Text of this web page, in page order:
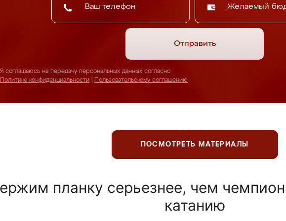
Желаемый
Отправить
Я соглашаюсь на передачу персональных данных согласно
Политике конфиденциальности
Пользовательскому соглашению
ПОСМОТРЕТЬ МАТЕРИАЛЫ
планку серьезнее, чем
катанию